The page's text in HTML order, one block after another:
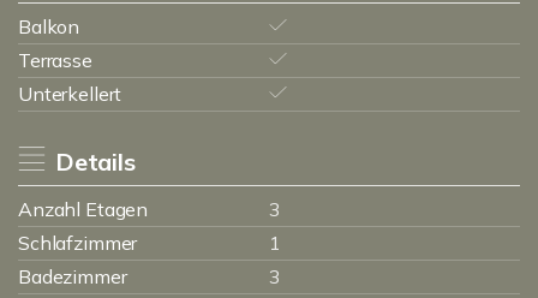
Balkon
Terrasse
Unterkellert
Details
Anzahl Etagen
3
Schlafzimmer
1
Badezimmer
3